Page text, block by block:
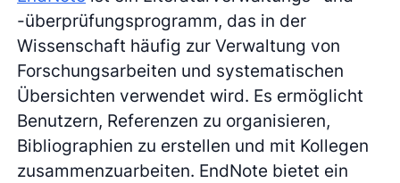
-überprüfungsprogramm, das in der
Wissenschaft häufig zur Verwaltung von
Forschungsarbeiten und systematischen
Übersichten verwendet wird. Es ermöglicht
Benutzern, Referenzen zu organisieren,
Bibliographien zu erstellen und mit Kollegen
zusammenzuarbeiten. EndNote bietet ein